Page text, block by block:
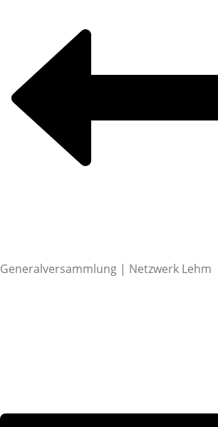
Generalversammlung | Netzwerk Lehm